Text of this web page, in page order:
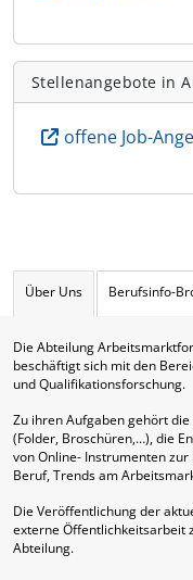
Stellenangebote in
offene Job-
Über Uns Berufsinfo-
Die Abteilung
beschäftigt sich mit den
und Qualifikationsforschung.
Zu ihren Aufgaben gehört
(Folder, Broschüren,…), die
von Online- Instrumenten
Beruf, Trends am
Die Veröffentlichung der
externe Öffentlichkeitsarbeit
Abteilung.